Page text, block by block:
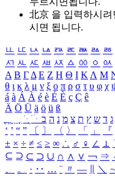
北京 을 입력하시려
시면 됩니다.
ㅥ ㅦ ㅧ ㅨ ㅩ ㅪ ㅫ ㅬ ㅭ
ㅺ ㅻ ㅼ ㅽ ㅾ ㅿ ㆀ ㆁ ㆂ
Α Β ΓΔ Ε Ζ Η Θ Ι ΚΛ Μ
θ ι κ λ μ ν ξ ο π ρ σ τ υ φ χ
á à Á À é è É È ç Ç ê
Ä Ö Ü ä ö ü ß
ִֶֹ ֻּ ׁׂ ג ד ש ץ ת צ מ נ ה ב
‘ ’ “ ” 〔 〕 〈 〉 「 」 『
± × ÷ ≠ ≤ ≥ ∞ ∴ ♂ ♀ ∠ ⊥
⊆ ⊇ ⊂ ⊃ ∪ ∩ ∧ ∨ ￢ ⇒
、
。 · ‥ … ¨ 〃 ― ＼